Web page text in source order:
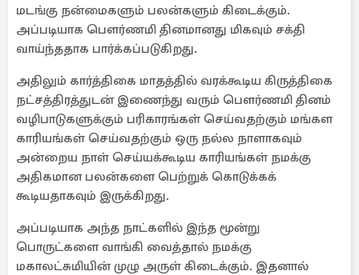
மடங்கு நன்மைகளும் பலன்களும் கிடைக்கும்.
அப்படியாக பௌர்ணமி தினமானது மிகவும் சக்தி
வாய்ந்ததாக பார்க்கப்படுகிறது.
அதிலும் கார்த்திகை மாதத்தில் வரக்கூடிய கிருத்திகை
நட்சத்திரத்துடன் இணைந்து வரும் பௌர்ணமி தினம்
வழிபாடுகளுக்கும் பரிகாரங்கள் செய்வதற்கும் மங்கள
காரியங்கள் செய்வதற்கும் ஒரு நல்ல நாளாகவும்
அன்றைய நாள் செய்யக்கூடிய காரியங்கள் நமக்கு
அதிகமான பலன்களை பெற்றுக் கொடுக்கக்
கூடியதாகவும் இருக்கிறது.
அப்படியாக அந்த நாட்களில் இந்த மூன்று
பொருட்களை வாங்கி வைத்தால் நமக்கு
மகாலட்சுமியின் முழு அருள் கிடைக்கும். இதனால்